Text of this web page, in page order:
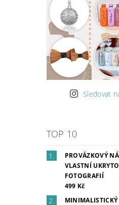
Sledovat
TOP 10
PROVÁZKOVÝ
VLASTNÍ
FOTOGRAFIÍ
499 Kč
MINIMALISTICKÝ